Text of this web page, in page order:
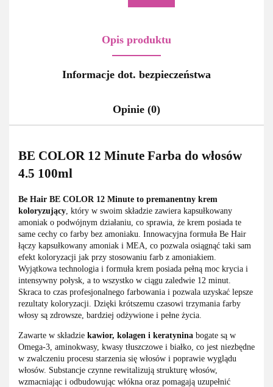
Opis produktu
Informacje dot. bezpieczeństwa
Opinie (0)
BE COLOR 12 Minute Farba do włosów
4.5 100ml
Be Hair BE COLOR 12 Minute to premanentny krem
koloryzujący , który w swoim składzie zawiera kapsułkowany
amoniak o podwójnym działaniu, co sprawia, że krem posiada te
same cechy co farby bez amoniaku. Innowacyjna formuła Be Hair
łączy kapsułkowany amoniak i MEA, co pozwala osiągnąć taki sam
efekt koloryzacji jak przy stosowaniu farb z amoniakiem.
Wyjątkowa technologia i formuła krem posiada pełną moc krycia i
intensywny połysk, a to wszystko w ciągu zaledwie 12 minut.
Skraca to czas profesjonalnego farbowania i pozwala uzyskać lepsze
rezultaty koloryzacji. Dzięki krótszemu czasowi trzymania farby
włosy są zdrowsze, bardziej odżywione i pełne życia.
Zawarte w składzie kawior, kolagen i keratynina bogate są w
Omega-3, aminokwasy, kwasy tłuszczowe i białko, co jest niezbędne
w zwalczeniu procesu starzenia się włosów i poprawie wyglądu
włosów. Substancje czynne rewitalizują strukturę włosów,
wzmacniając i odbudowując włókna oraz pomagają uzupełnić